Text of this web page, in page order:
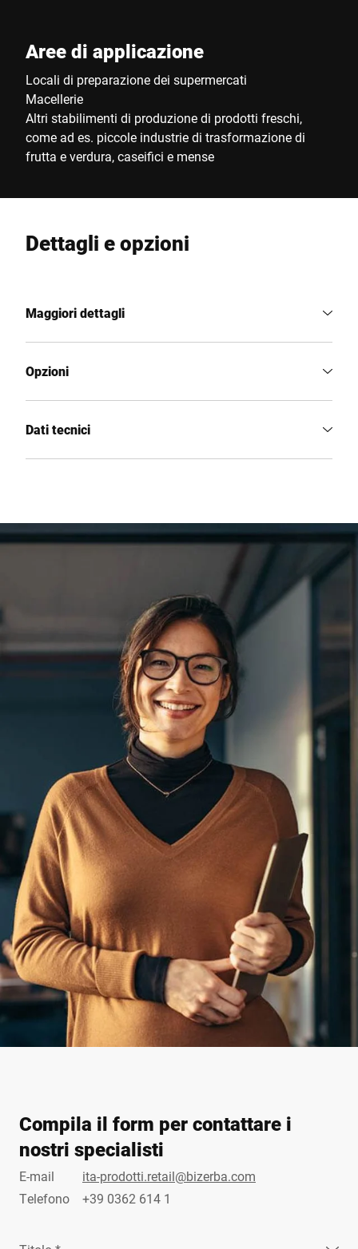
Aree di applicazione
Locali di preparazione dei supermercati
Macellerie
Altri stabilimenti di produzione di prodotti freschi,
come ad es. piccole industrie di trasformazione di
frutta e verdura, caseifici e mense
Dettagli e opzioni
Maggiori dettagli
Opzioni
Dati tecnici
Compila il form per contattare i
nostri specialisti
E-mail
ita-prodotti.retail@bizerba.com
Telefono
+39 0362 614 1